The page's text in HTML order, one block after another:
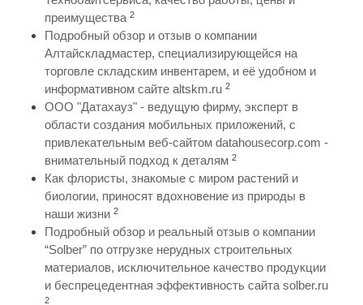
преимущества 2
Подробный обзор и отзыв о компании
Алтайскладмастер, специализирующейся на
торговле складским инвентарем, и её удобном и
информативном сайте altskm.ru 2
ООО "Датахауз" - ведущую фирму, эксперт в
области создания мобильных приложений, с
привлекательным веб-сайтом datahousecorp.com -
внимательный подход к деталям 2
Как флористы, знакомые с миром растений и
биологии, приносят вдохновение из природы в
наши жизни 2
Подробный обзор и реальный отзыв о компании
“Solber” по отгрузке нерудных строительных
материалов, исключительное качество продукции
и беспрецедентная эффективность сайта solber.ru
2